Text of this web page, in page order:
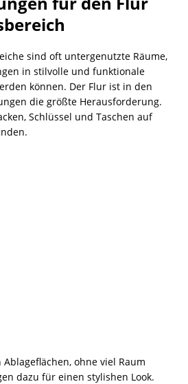
sind oft untergenutzte Räume,
in stilvolle und funktionale
können. Der Flur ist in den
die größte Herausforderung.
Schlüssel und Taschen auf
ohne viel Raum
dazu für einen stylishen Look.